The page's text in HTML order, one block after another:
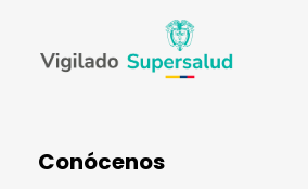
Conócenos